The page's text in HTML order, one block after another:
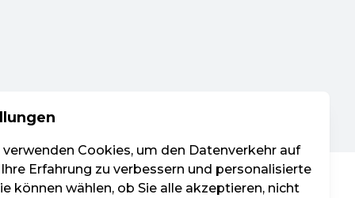
Cookies, um den Datenverkehr auf
Erfahrung zu verbessern und personalisierte
können wählen, ob Sie alle akzeptieren, nicht